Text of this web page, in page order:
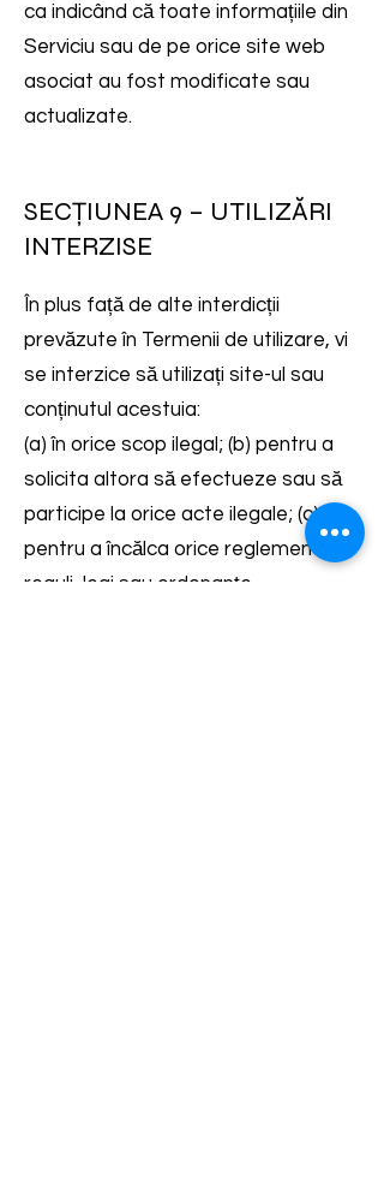
ca indicând că toate informațiile din
Serviciu sau de pe orice site web
asociat au fost modificate sau
actualizate.
SECȚIUNEA 9 – UTILIZĂRI
INTERZISE
În plus față de alte interdicții
prevăzute în Termenii de utilizare, vi
se interzice să utilizați site-ul sau
conținutul acestuia:
(a) în orice scop ilegal; (b) pentru a
solicita altora să efectueze sau să
participe la orice acte ilegale; (c)
pentru a încălca orice reglementări,
reguli, legi sau ordonanțe